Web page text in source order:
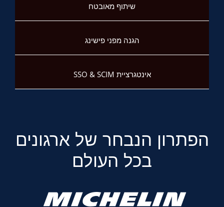
שיתוף מאובטח
הגנה מפני פישינג
אינטגרציית SSO & SCIM
הפתרון הנבחר של ארגונים
בכל העולם